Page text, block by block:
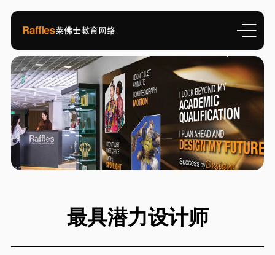
最具潜力设计师